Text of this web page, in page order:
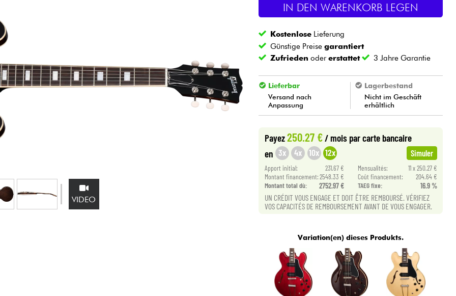
Blasinstrumente
Kabel & Zubehöre
Bundle
VIDEO
IN DEN WARENKORB LEGEN
Kostenlose Lieferung
Günstige Preisegarantiert
Zufrieden odererstattet 3 Jahre Garantie
Lieferbar
Versand nach
Anpassung
Lagerbestand
Nicht im Geschäft
erhältlich
Payez250.27 €/ mois par carte bancaire
en 3x 4x 10x 12x Simuler
Apport initial: 231.67 € Mensualités:
11 x 250.27 €
Montant financement:2548.33 € Coût financement:
204.64 €
Montant total dù:
2752.97 € TAEG fixe: 16.9 %
UN CRÉDIT VOUS ENGAGE ET DOIT ÊTRE REMBOURSÉ. VÉRIFIEZ
VOS CAPACITÉS DE REMBOURSEMENT AVANT DE VOUS ENGAGER.
Variation(en) dieses Produkts.